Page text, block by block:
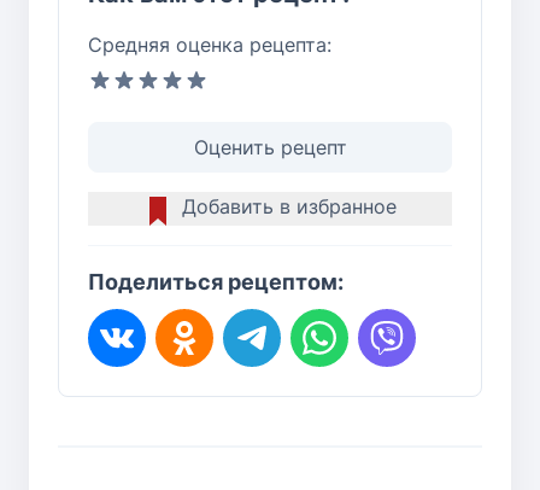
Средняя оценка рецепта:
Оценить рецепт
Добавить в избранное
Поделиться рецептом: